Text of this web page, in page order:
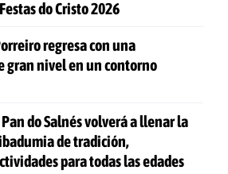
do Cristo 2026
regresa con una
gran nivel en un contorno
Pan do Salnés volverá a llenar la
de tradición,
para todas las edades